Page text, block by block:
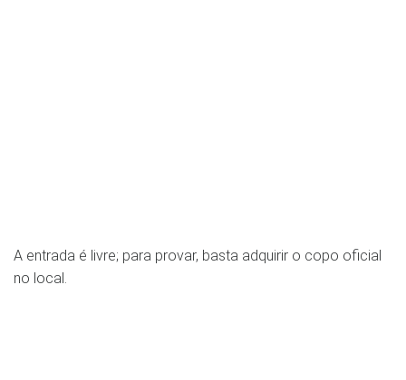
A entrada é livre; para provar, basta adquirir o copo oficial
no local.